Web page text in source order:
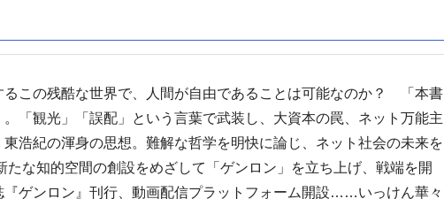
るこの残酷な世界で、人間が自由であることは可能なのか？ 「本書
「観光」「誤配」という言葉で武装し、大資本の罠、ネット万能主
浩紀の渾身の思想。難解な哲学を明快に論じ、ネット社会の未来を
な知的空間の創設をめざして「ゲンロン」を立ち上げ、戦端を開
『ゲンロン』刊行、動画配信プラットフォーム開設……いっけん華々